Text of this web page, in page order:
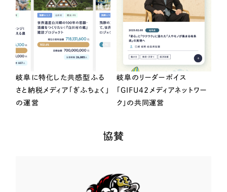
岐阜に特化した共感型ふる
さと納税メディア「ぎふちょく」
の運営
岐阜のリーダーボイス
「GIFU42メディアネットワー
ク」の共同運営
協賛